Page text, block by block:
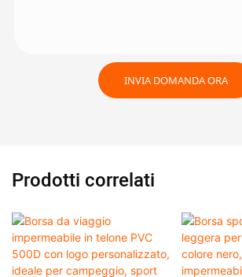
INVIA DOMANDA ORA
Prodotti correlati